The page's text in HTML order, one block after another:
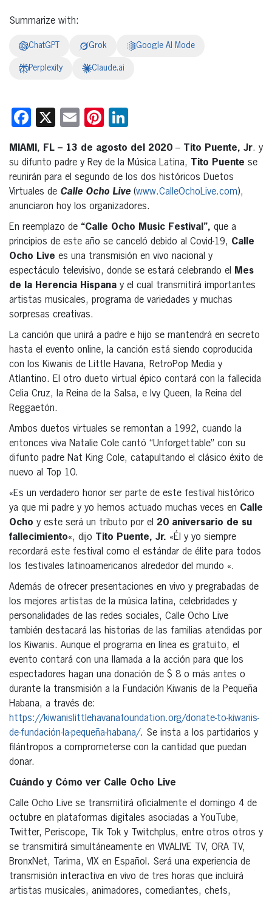
Summarize with:
ChatGPT Grok Google AI Mode
Perplexity Claude.ai
Facebook
X EmailPinterest
MIAMI, FL – 13 de agosto del 2020 – Tito Puente, Jr. y
su difunto padre y Rey de la Música Latina,
Tito Puente se
reunirán para el segundo de los dos históricos Duetos
Virtuales de Calle Ocho Live (www.CalleOchoLive.com),
anunciaron hoy los organizadores.
En reemplazo de “Calle Ocho Music Festival”, que a
principios de este año se canceló debido al Covid-19, Calle
Ocho Live es una transmisión en vivo nacional y
espectáculo televisivo, donde se estará celebrando el Mes
de la Herencia Hispana y el cual transmitirá importantes
artistas musicales, programa de variedades y muchas
sorpresas creativas.
La canción que unirá a padre e hijo se mantendrá en secreto
hasta el evento online, la canción está siendo coproducida
con los Kiwanis de Little Havana, RetroPop Media y
Atlantino. El otro dueto virtual épico contará con la fallecida
Celia Cruz, la Reina de la Salsa, e Ivy Queen, la Reina del
Reggaetón.
Ambos duetos virtuales se remontan a 1992, cuando la
entonces viva Natalie Cole cantó “Unforgettable” con su
difunto padre Nat King Cole, catapultando el clásico éxito de
nuevo al Top 10.
«Es un verdadero honor ser parte de este festival histórico
ya que mi padre y yo hemos actuado muchas veces en Calle
Ocho y este será un tributo por el 20 aniversario de su
fallecimiento«, dijo Tito Puente, Jr. «Él y yo siempre
recordará este festival como el estándar de élite para todos
los festivales latinoamericanos alrededor del mundo «.
Además de ofrecer presentaciones en vivo y pregrabadas de
los mejores artistas de la música latina, celebridades y
personalidades de las redes sociales, Calle Ocho Live
también destacará las historias de las familias atendidas por
los Kiwanis. Aunque el programa en línea es gratuito, el
evento contará con una llamada a la acción para que los
espectadores hagan una donación de $ 8 o más antes o
durante la transmisión a la Fundación Kiwanis de la Pequeña
Habana, a través de:
https://kiwanislittlehavanafoundation.org/donate-to-kiwanis-
de-fundación-la-pequeña-habana/. Se insta a los partidarios y
filántropos a comprometerse con la cantidad que puedan
donar.
Cuándo y Cómo ver Calle Ocho Live
Calle Ocho Live se transmitirá oficialmente el domingo 4 de
octubre en plataformas digitales asociadas a YouTube,
Twitter, Periscope, Tik Tok y Twitchplus, entre otros otros y
se transmitirá simultáneamente en VIVALIVE TV, ORA TV,
BronxNet, Tarima, VIX en Español. Será una experiencia de
transmisión interactiva en vivo de tres horas que incluirá
artistas musicales, animadores, comediantes, chefs,